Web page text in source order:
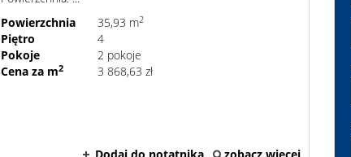
Powierzchnia
35,93 m2
Piętro
4
Pokoje
2 pokoje
Cena za m2 3 868,63 zł